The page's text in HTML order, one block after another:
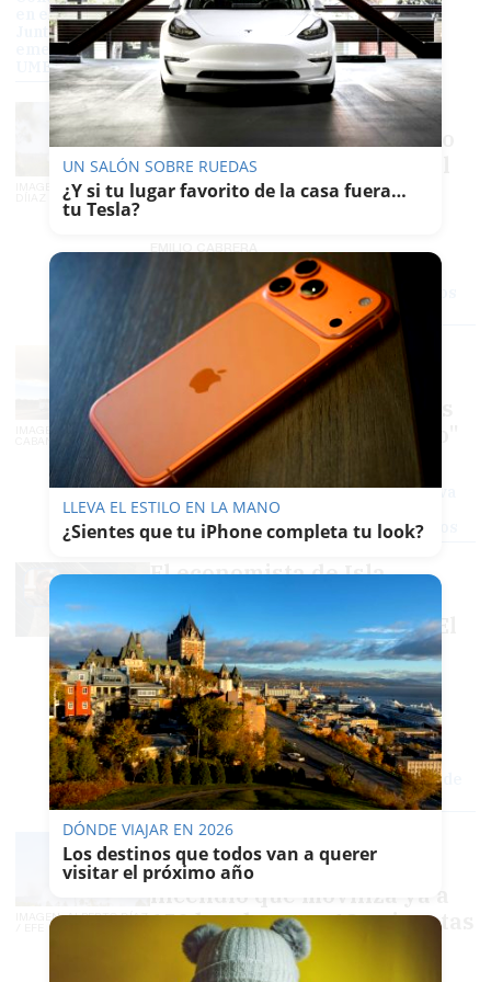
en el incendio de Niebla: la
Junta eleva el nivel de
emergencia y se incorpora la
UME
IMAGEN: ALBERTO
DÍIAZ / EFE
Condiciones muy
complicadas en el incendio
de Niebla: la Junta eleva el
nivel de emergencia y se
Un cambio de vientos complica la
situación del incendio de Niebla: nuevos
focos tras mucho "paveseo"
IMAGEN: FERMÍN
CABANILLAS / EFE
Un cambio de vientos
complica la situación del
incendio de Niebla: nuevos
focos tras mucho "paveseo"
PABLO FDEZ. QUINTANILLA
Instalado el Puesto de Mando en Huelva
para el incendio que moviliza ya a 150
bomberos y 18 avionetas y helicópteros
El economista de Isla
Cristina que busca en
Asturias el eclipse total: "El
Norte está desbordado,
packs de camping a 400
euros"
PABLO FDEZ. QUINTANILLA
Primera predicción de Aemet sobre
nubes en el día del eclipse: ojo, se puede
fastidiar en muchos lugares
IMAGEN: ALBERTO DÍAZ
Instalado el Puesto de
Mando en Huelva para el
incendio que moviliza ya a
150 bomberos y 18 avionetas
y helicópteros
PABLO FDEZ. QUINTANILLA
UN SALÓN SOBRE RUEDAS
¿Y si tu lugar favorito de la casa fuera…
tu Tesla?
LLEVA EL ESTILO EN LA MANO
¿Sientes que tu iPhone completa tu look?
DÓNDE VIAJAR EN 2026
Los destinos que todos van a querer
visitar el próximo año